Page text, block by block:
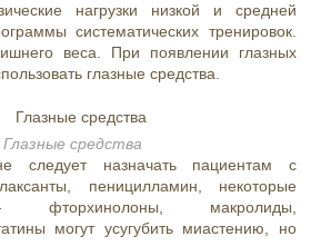
нагрузки низкой и средней
систематических тренировок.
веса. При появлении глазных
глазные средства.
Глазные средства
следует назначать пациентам с
пеницилламин, некоторые
фторхинолоны, макролиды,
могут усугубить миастению, но